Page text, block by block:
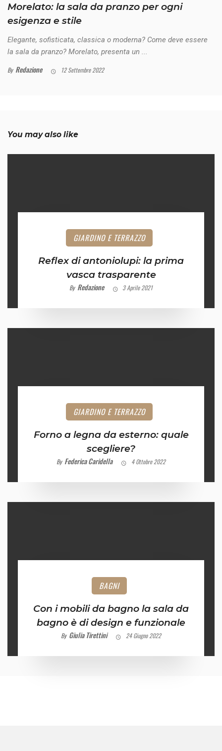
Morelato: la sala da pranzo per ogni
esigenza e stile
Elegante, sofisticata, classica o moderna? Come deve essere
la sala da pranzo? Morelato, presenta un ...
By Redazione 12 Settembre 2022
You may also like
GIARDINO E TERRAZZO
Reflex di antoniolupi: la prima
vasca trasparente
By Redazione 3 Aprile 2021
GIARDINO E TERRAZZO
Forno a legna da esterno: quale
scegliere?
By Federica Caridella 4 Ottobre 2022
BAGNI
Con i mobili da bagno la sala da
bagno è di design e funzionale
By Giulia Tirettini 24 Giugno 2022